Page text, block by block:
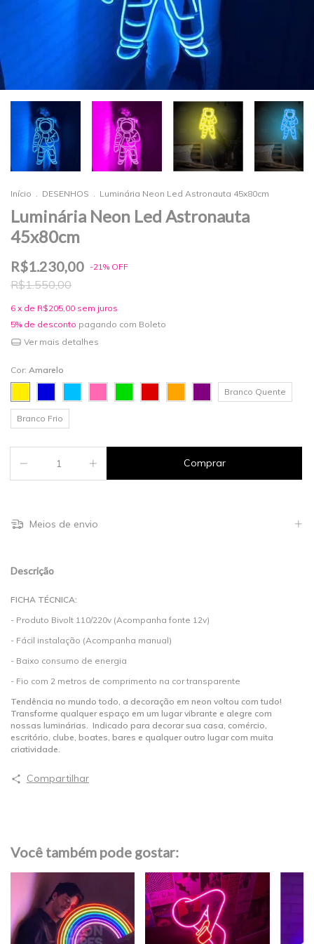
Início . DESENHOS . Luminária Neon Led Astronauta 45x80cm
Luminária Neon Led Astronauta
45x80cm
R$1.230,00 -21% OFF
R$1.550,00
6 x de R$205,00 sem juros
5% de desconto pagando com Boleto
Ver mais detalhes
Cor: Amarelo
Branco Quente
Branco Frio
Meios de envio
Descrição
FICHA TÉCNICA:
- Produto Bivolt 110/220v (Acompanha fonte 12v)
- Fácil instalação (Acompanha manual)
- Baixo consumo de energia
- Fio com 2 metros de comprimento na cor transparente
Tendência no mundo todo, a decoração em neon voltou com tudo!
Transforme qualquer espaço em um lugar vibrante e alegre com
nossas luminárias. Indicado para decorar sua casa, comércio,
escritório, clube, boates, bares e qualquer outro lugar com muita
criatividade.
Compartilhar
Você também pode gostar: